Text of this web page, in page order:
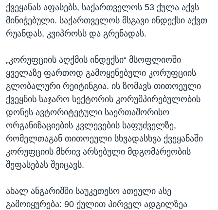
ქვეყანას აფასებს, საქართველოს 53 ქულა აქვს
მინიჭებული. საქართველოს მსგავი ინდექსი აქვთ
რუანდას, კვიპროსს და გრენადას.
„კორუფციის აღქმის ინდექსი“ მსოფლიოში
ყველაზე ფართოდ გამოყენებული კორუფციის
გლობალური რეიტინგია. ის ზომავს თითოეული
ქვეყნის საჯარო სექტორის კორუმპირებულობის
დონეს ავტორიტეტული საერთაშორისო
ორგანიზაციების კვლევების საფუძველზე,
რომელთაგან თითოეული სხვადასხვა ქვეყანაში
კორუფციის მხრივ არსებული მდგომარეობის
შეფასებას შეიცავს.
ახალ ანგარიშში საუკეთესო ათეული ასე
გამოიყურება: 90 ქულით პირველ ადგილზეა